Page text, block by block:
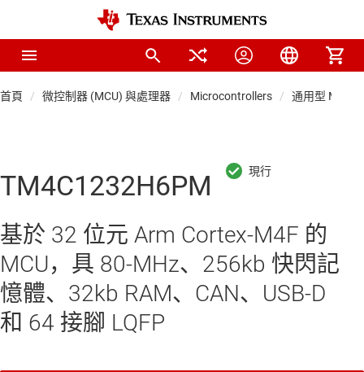
首頁 微控制器 (MCU) 與處理器 Microcontrollers 通用型 MCU
TM4C1232H6PM
基於 32 位元 Arm Cortex-M4F 的
MCU，具 80-MHz、256kb 快閃記
憶體、32kb RAM、CAN、USB-D
和 64 接腳 LQFP